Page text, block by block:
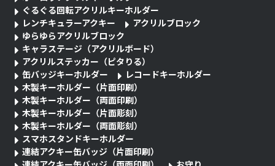
ぐるぐる回転アクリルキーホルダー
レンチキュラーアクキー
アクリルブロック
ゆらゆらアクリルブロック
キャラステージ（アクリルボード）
アクリルステッカー（ピタりる）
缶バッジキーホルダー
レコードキーホルダー
木製キーホルダー（片面印刷）
木製キーホルダー（両面印刷）
木製キーホルダー（片面彫刻）
木製キーホルダー（両面彫刻）
スマホスタンドキーホルダー
連結アクキー缶バッジ（片面印刷）